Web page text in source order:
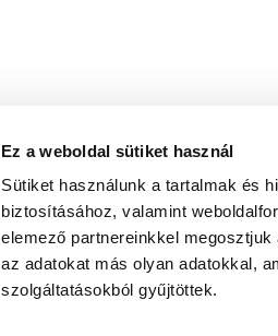
Ez a weboldal sütiket használ
Sütiket használunk a tartalmak és
biztosításához, valamint
elemező partnereinkkel
az adatokat más olyan adatokkal,
szolgáltatásokból gyűjtöttek.